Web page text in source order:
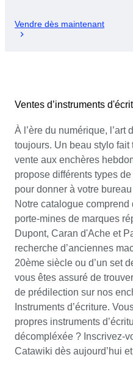
Vendre dès maintenant
Ventes d’instruments
À l’ère du numérique,
toujours. Un beau stylo
vente aux enchères
propose différents types
pour donner à votre
Notre catalogue
porte-mines de marques
Dupont, Caran d'Ache et
recherche d’anciennes
20ème siècle ou d’un set
vous êtes assuré de
de prédilection sur nos
Instruments d’écriture.
propres instruments
décompléxée ? Inscrivez-
Catawiki dès aujourd’hui